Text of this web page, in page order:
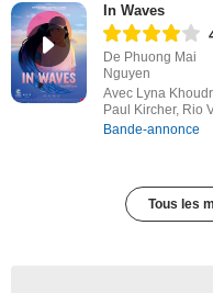
In Waves
De Phuong Mai
Nguyen
Avec Lyna
Paul Kircher, Rio
Bande-annonce
Tous les